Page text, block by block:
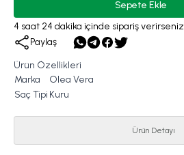
Sepete Ekle
4 saat 24 dakika içinde sipariş verirseniz
Paylaş
Ürün Özellikleri
Marka
Olea Vera
Saç Tipi Kuru
Ürün Detayı